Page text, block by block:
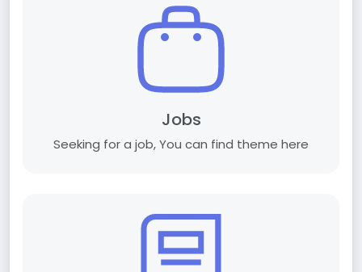
Jobs
Seeking for a job, You can find theme here